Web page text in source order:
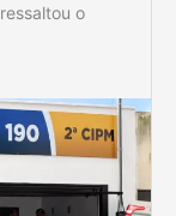
ressaltou o